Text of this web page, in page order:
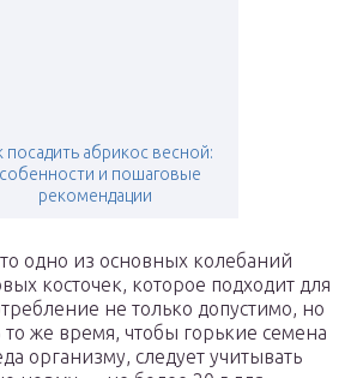
посадить абрикос весной:
и пошаговые
рекомендации
одно из основных колебаний
косточек, которое подходит для
не только допустимо, но
же время, чтобы горькие семена
организму, следует учитывать